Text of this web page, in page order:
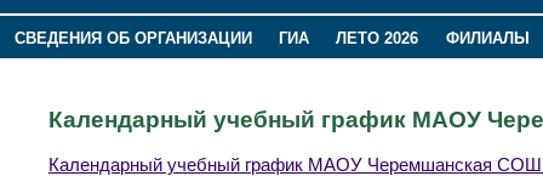
СВЕДЕНИЯ ОБ ОРГАНИЗАЦИИ ГИА ЛЕТО 2026
ФИЛИАЛЫ
Календарный учебный график МАОУ
Календарный учебный график МАОУ Черемшанская СОШ